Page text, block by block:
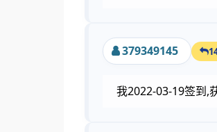
379349145
我2022-03-19签到,